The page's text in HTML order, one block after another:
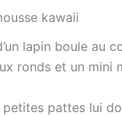
kawaii
lapin boule au
ronds et un
pattes lui